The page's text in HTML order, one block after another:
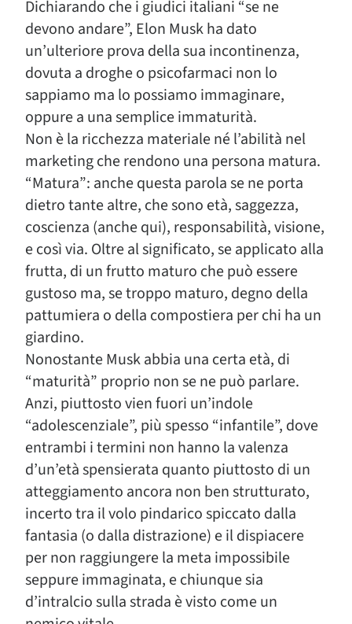
Dichiarando che i giudici italiani “se ne
devono andare”, Elon Musk ha dato
un’ulteriore prova della sua incontinenza,
dovuta a droghe o psicofarmaci non lo
sappiamo ma lo possiamo immaginare,
oppure a una semplice immaturità.
Non è la ricchezza materiale né l’abilità nel
marketing che rendono una persona matura.
“Matura”: anche questa parola se ne porta
dietro tante altre, che sono età, saggezza,
coscienza (anche qui), responsabilità, visione,
e così via. Oltre al significato, se applicato alla
frutta, di un frutto maturo che può essere
gustoso ma, se troppo maturo, degno della
pattumiera o della compostiera per chi ha un
giardino.
Nonostante Musk abbia una certa età, di
“maturità” proprio non se ne può parlare.
Anzi, piuttosto vien fuori un’indole
“adolescenziale”, più spesso “infantile”, dove
entrambi i termini non hanno la valenza
d’un’età spensierata quanto piuttosto di un
atteggiamento ancora non ben strutturato,
incerto tra il volo pindarico spiccato dalla
fantasia (o dalla distrazione) e il dispiacere
per non raggiungere la meta impossibile
seppure immaginata, e chiunque sia
d’intralcio sulla strada è visto come un